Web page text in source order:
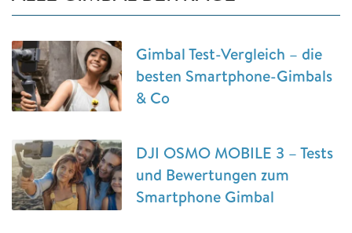
Gimbal Test-Vergleich – die
besten Smartphone-Gimbals
& Co
DJI OSMO MOBILE 3 – Tests
und Bewertungen zum
Smartphone Gimbal